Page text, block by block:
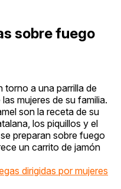
sobre fuego
torno a una parrilla de
mujeres de su familia.
son la receta de su
los piquillos y el
preparan sobre fuego
un carrito de jamón
dirigidas por mujeres